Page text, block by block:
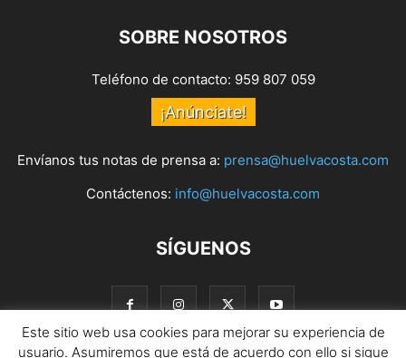
SOBRE NOSOTROS
Teléfono de contacto: 959 807 059
¡Anúnciate!
Envíanos tus notas de prensa a: prensa@huelvacosta.com
Contáctenos: info@huelvacosta.com
SÍGUENOS
Este sitio web usa cookies para mejorar su experiencia de
usuario. Asumiremos que está de acuerdo con ello si sigue